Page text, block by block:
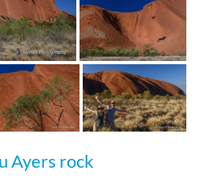
Ayers rock